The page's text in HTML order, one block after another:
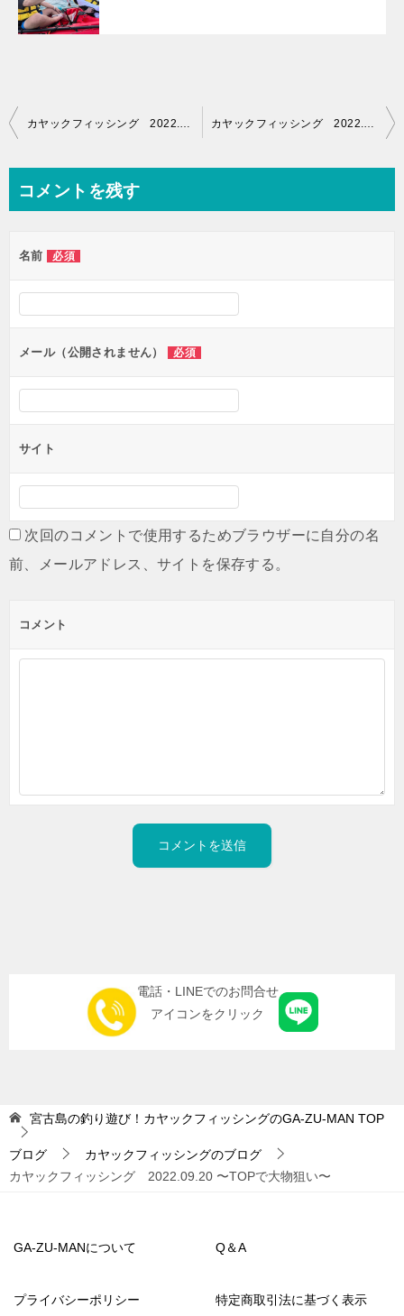
投
ビ
ー
シ
ン
カヤックフィッシング 2022.09.19 〜仕事仲間でのご参加〜 カヤックフィッシング 2022.09.23 〜リベンジ！TOPで大物狙い〜
コメントを残す
名前 必須
メール（公開されません） 必須
サイト
次回のコメントで使用するためブラウザーに自分の名
前、メールアドレス、サイトを保存する。
コメント
電話・LINEでのお問合せ
アイコンをクリック
宮古島の釣り遊び！カヤックフィッシングのGA-ZU-MAN TOP
ブログ
カヤックフィッシングのブログ
カヤックフィッシング 2022.09.20 〜TOPで大物狙い〜
GA-ZU-MANについて Q＆A
プライバシーポリシー 特定商取引法に基づく表示